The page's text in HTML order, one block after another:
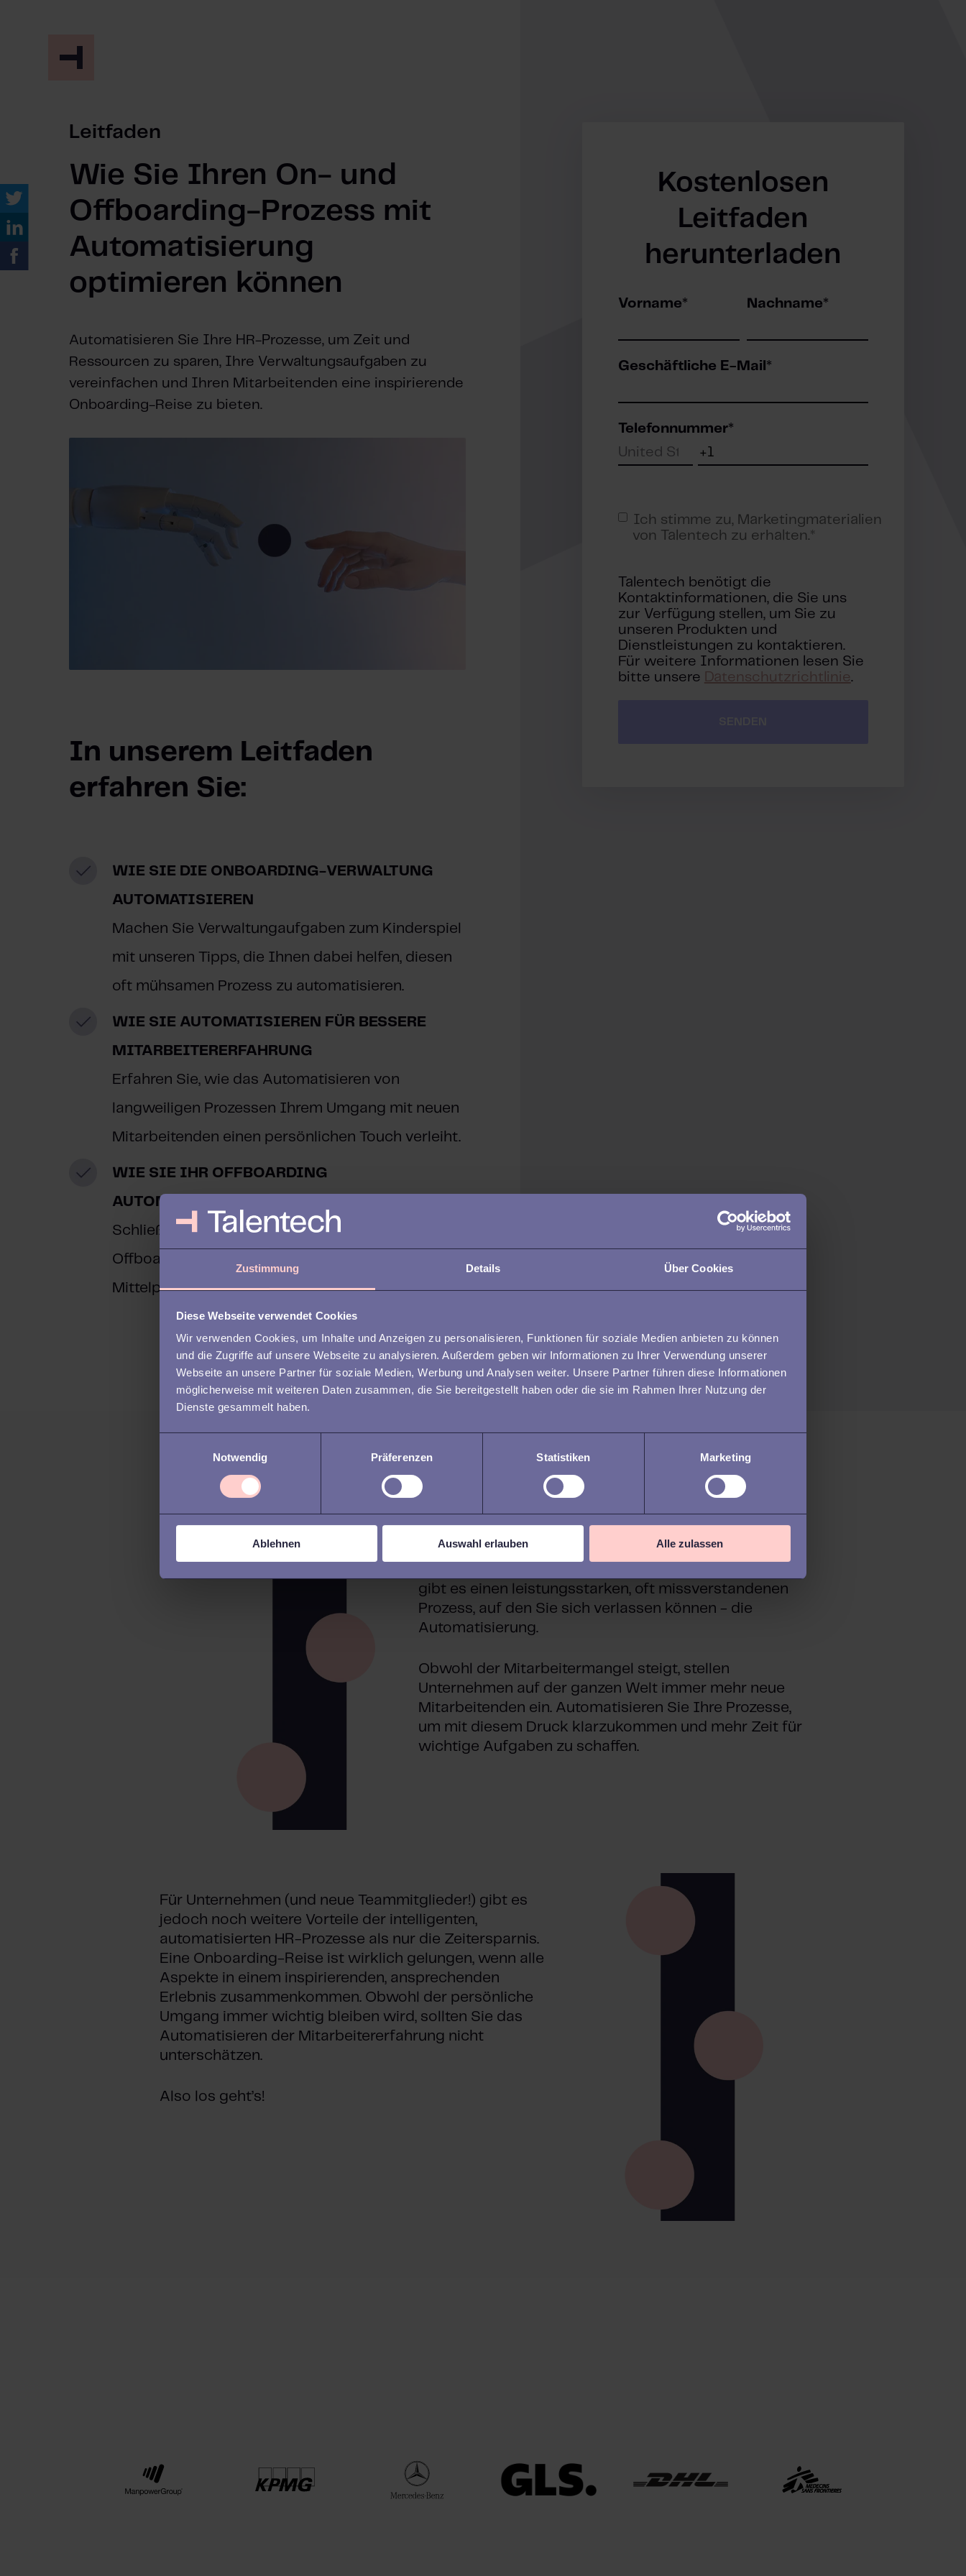
Zustimmung Details Über Cookies
Diese Webseite verwendet Cookies
Wir verwenden Cookies, um Inhalte und Anzeigen zu personalisieren, Funktionen für soziale Medien anbieten zu können
und die Zugriffe auf unsere Webseite zu analysieren. Außerdem geben wir Informationen zu Ihrer Verwendung unserer
Webseite an unsere Partner für soziale Medien, Werbung und Analysen weiter. Unsere Partner führen diese Informationen
möglicherweise mit weiteren Daten zusammen, die Sie bereitgestellt haben oder die sie im Rahmen Ihrer Nutzung der
Dienste gesammelt haben.
g
Notwendig Präferenzen Statistiken Marketing
Ablehnen Auswahl erlauben Alle zulassen
Leitfaden
Wie Sie Ihren On- und
Offboarding-Prozess mit
Automatisierung
optimieren können
Automatisieren Sie Ihre HR-Prozesse, um Zeit und
Ressourcen zu sparen, Ihre Verwaltungsaufgaben zu
vereinfachen und Ihren Mitarbeitenden eine inspirierende
Onboarding-Reise zu bieten.
In unserem Leitfaden
erfahren Sie:
WIE SIE DIE ONBOARDING-VERWALTUNG
AUTOMATISIEREN
Machen Sie Verwaltungaufgaben zum Kinderspiel
mit unseren Tipps, die Ihnen dabei helfen, diesen
oft mühsamen Prozess zu automatisieren.
WIE SIE AUTOMATISIEREN FÜR BESSERE
MITARBEITERERFAHRUNG
Erfahren Sie, wie das Automatisieren von
langweiligen Prozessen Ihrem Umgang mit neuen
Mitarbeitenden einen persönlichen Touch verleiht.
WIE SIE IHR OFFBOARDING
AUTOMATISIEREN
Schließen Sie den Kreis mit einem automatisierten
Offboarding-Prozess, der Menschen in den
Mittelpunkt stellt
Kostenlosen
Leitfaden
herunterladen
Vorname* Nachname*
Geschäftliche E-Mail *
Telefonnummer*
Ich stimme zu, Marketingmaterialien
von Talentech zu erhalten.*
Talentech benötigt die
Kontaktinformationen, die Sie uns
zur Verfügung stellen, um Sie zu
unseren Produkten und
Dienstleistungen zu kontaktieren.
Für weitere Informationen lesen Sie
bitte unsere Datenschutzrichtlinie.
Was Sie erwartet
Personalisiertes und dennoch konsistentes
Onboarding - das ist das Ziel eines jeden HR-Teams
gibt es einen leistungsstarken, oft missverstandenen
Prozess, auf den Sie sich verlassen können - die
Automatisierung.
Obwohl der Mitarbeitermangel steigt, stellen
Unternehmen auf der ganzen Welt immer mehr neue
Mitarbeitenden ein. Automatisieren Sie Ihre Prozesse,
um mit diesem Druck klarzukommen und mehr Zeit für
wichtige Aufgaben zu schaffen.
Für Unternehmen (und neue Teammitglieder!) gibt es
jedoch noch weitere Vorteile der intelligenten,
automatisierten HR-Prozesse als nur die Zeitersparnis.
Eine Onboarding-Reise ist wirklich gelungen, wenn alle
Aspekte in einem inspirierenden, ansprechenden
Erlebnis zusammenkommen. Obwohl der persönliche
Umgang immer wichtig bleiben wird, sollten Sie das
Automatisieren der Mitarbeitererfahrung nicht
unterschätzen.
Also los geht’s!